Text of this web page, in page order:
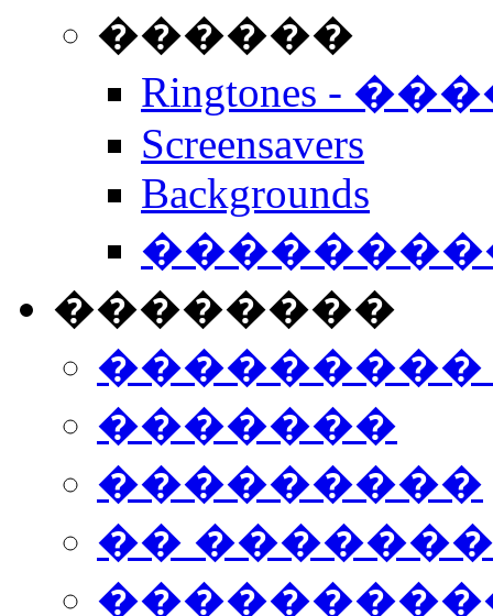
������
Ringtones -
Screensavers
Backgrounds
��������
���������
�������
���������
��